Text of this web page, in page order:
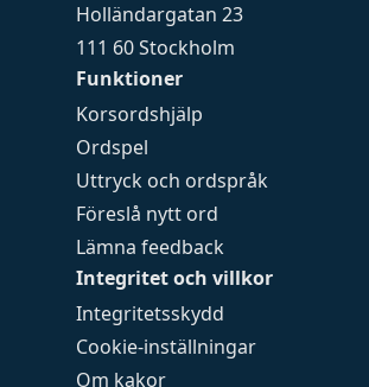
Funktioner
Korsordshjälp
Ordspel
Uttryck och ordspråk
Föreslå nytt ord
Lämna feedback
Integritet och villkor
Integritetsskydd
Cookie-inställningar
Om kakor
Holländargatan 23
111 60 Stockholm